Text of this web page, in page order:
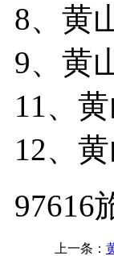
8、黄
9、黄
11、
12、
97616
上一条：